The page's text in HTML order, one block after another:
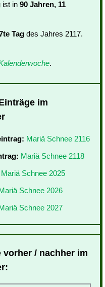
ist in 90 Jahren, 11
Tag des Jahres 2117.
.
im
Mariä Schnee 2116
Mariä Schnee 2118
Mariä Schnee 2025
Schnee 2026
Schnee 2027
vorher / nachher im